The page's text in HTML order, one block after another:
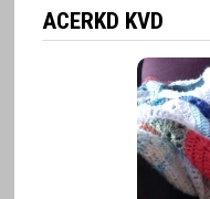
ACERKD KVD